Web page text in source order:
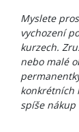
Myslete
vychození
kurzech.
nebo malé
konkrétních
spíše nákup